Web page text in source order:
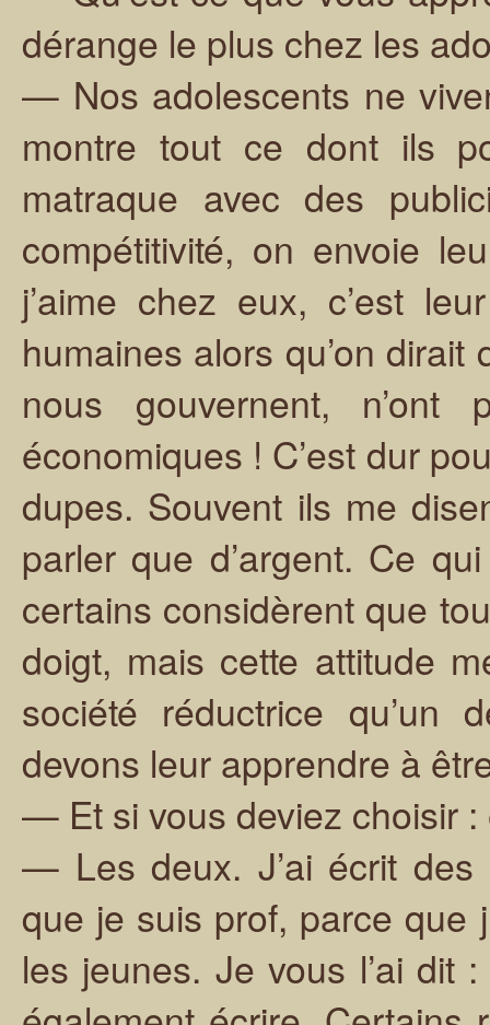
dérange le plus chez les
— Nos adolescents ne
montre tout ce dont ils
matraque avec des
compétitivité, on envoie
j’aime chez eux, c’est
humaines alors qu’on
nous gouvernent,
économiques ! C’est dur
dupes. Souvent ils me
parler que d’argent. Ce
certains considèrent que
doigt, mais cette attitude
société réductrice qu’un
devons leur apprendre à
— Et si vous deviez choisir
— Les deux. J’ai écrit des
que je suis prof, parce que
les jeunes. Je vous l’ai dit